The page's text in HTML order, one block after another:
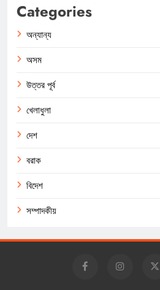
Categories
অন্যান্য
অসম
উত্তর পূর্ব
খেলাধুলা
দেশ
বরাক
বিদেশ
সম্পাদকীয়